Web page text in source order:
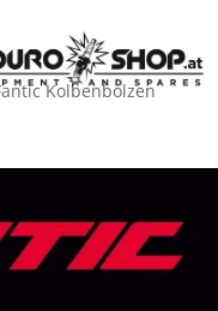
Kolbenbolzen